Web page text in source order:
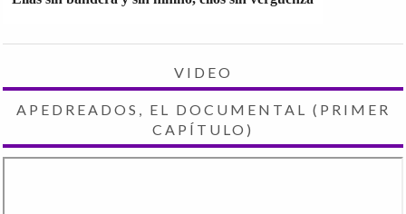
VIDEO
APEDREADOS, EL DOCUMENTAL (PRIMER
CAPÍTULO)